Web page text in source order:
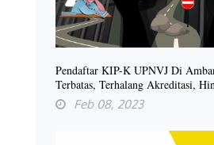
Pendaftar KIP-K UPNVJ Di
Terbatas, Terhalang Akreditasi,
Feb 08, 2023